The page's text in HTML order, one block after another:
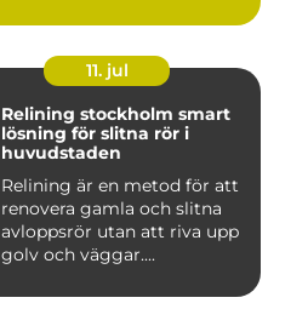
11. jul
Relining stockholm smart
lösning för slitna rör i
huvudstaden
Relining är en metod för att
renovera gamla och slitna
avloppsrör utan att riva upp
golv och väggar....